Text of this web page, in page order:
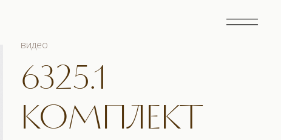
видео
6325.1
КОМПЛЕКТ